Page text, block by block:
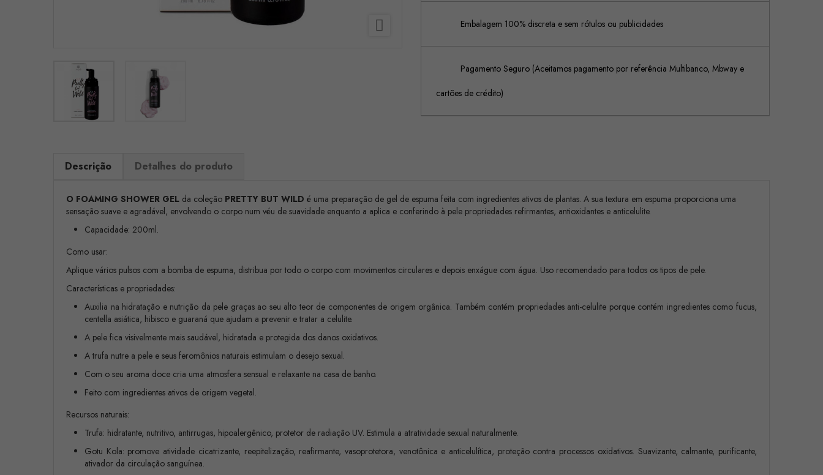
 Embalagem 100% discreta e sem rótulos ou publicidades
Pagamento Seguro (Aceitamos pagamento por referência Multibanco, Mbway e
cartões de crédito)
Descrição Detalhes do produto
O FOAMING SHOWER GEL da coleção PRETTY BUT WILD é uma preparação de gel de espuma feita com ingredientes ativos de plantas. A sua textura em espuma proporciona uma
sensação suave e agradável, envolvendo o corpo num véu de suavidade enquanto a aplica e conferindo à pele propriedades refirmantes, antioxidantes e anticelulite.
Capacidade: 200ml.
Como usar:
Aplique vários pulsos com a bomba de espuma, distribua por todo o corpo com movimentos circulares e depois enxágue com água. Uso recomendado para todos os tipos de pele.
Características e propriedades:
Auxilia na hidratação e nutrição da pele graças ao seu alto teor de componentes de origem orgânica. Também contém propriedades anti-celulite porque contém ingredientes como fucus,
centella asiática, hibisco e guaraná que ajudam a prevenir e tratar a celulite.
A pele fica visivelmente mais saudável, hidratada e protegida dos danos oxidativos.
A trufa nutre a pele e seus feromônios naturais estimulam o desejo sexual.
Com o seu aroma doce cria uma atmosfera sensual e relaxante na casa de banho.
Feito com ingredientes ativos de origem vegetal.
Recursos naturais:
Trufa: hidratante, nutritivo, antirrugas, hipoalergênico, protetor de radiação UV. Estimula a atratividade sexual naturalmente.
Gotu Kola: promove atividade cicatrizante, reepitelização, reafirmante, vasoprotetora, venotônica e anticelulítica, proteção contra processos oxidativos. Suavizante, calmante, purificante,
ativador da circulação sanguínea.